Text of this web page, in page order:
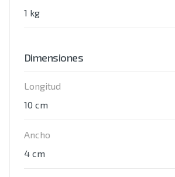
1 kg
Dimensiones
Longitud
10 cm
Ancho
4 cm